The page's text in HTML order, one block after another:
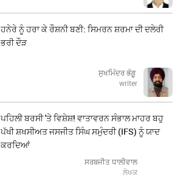
ਹਨੇਰੇ ਨੂੰ ਹਰਾ ਕੇ ਰੌਸ਼ਨੀ ਬਣੀ: ਸਿਮਰਨ ਸ਼ਰਮਾ ਦੀ ਦਲੇਰੀ
ਭਰੀ ਦੌੜ
ਸੁਖਮਿੰਦਰ ਭੰਗੂ
writer
ਪਹਿਲੀ ਬਰਸੀ 'ਤੇ ਵਿਸ਼ੇਸ਼! ਵਾਤਾਵਰਨ ਸੰਭਾਲ ਮਾਹਰ ਬਹੁ
ਪੱਖੀ ਸ਼ਖਸੀਅਤ ਜਸਜੀਤ ਸਿੰਘ ਸਮੁੰਦਰੀ (IFS) ਨੂੰ ਯਾਦ
ਕਰਦਿਆਂ
ਸਰਬਜੀਤ ਧਾਲੀਵਾਲ
ਲੇਖਕ